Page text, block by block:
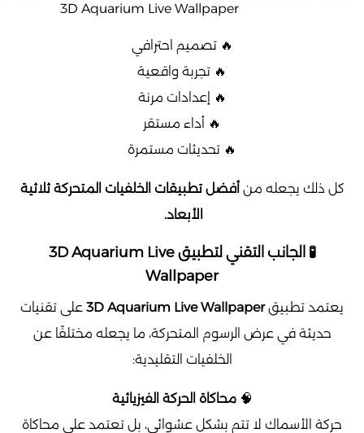
3D Aquarium Live Wallpaper
🔥 تصميم احترافي
🔥 تجربة واقعية
🔥 إعدادات مرنة
🔥 أداء مستقر
🔥 تحديثات مستمرة
كل ذلك يجعله منأفضل تطبيقات الخلفيات المتحركة ثلاثية
الأبعاد.
🧪 الجانب التقني لتطبيق 3D Aquarium Live
Wallpaper
يعتمد تطبيق3D Aquarium Live Wallpaper على تقنيات
حديثة في عرض الرسوم المتحركة، ما يجعله مختلفًا عن
الخلفيات التقليدية:
🧠محاكاة الحركة الفيزيائية
حركة الأسماك لا تتم بشكل عشوائي، بل تعتمد على محاكاة